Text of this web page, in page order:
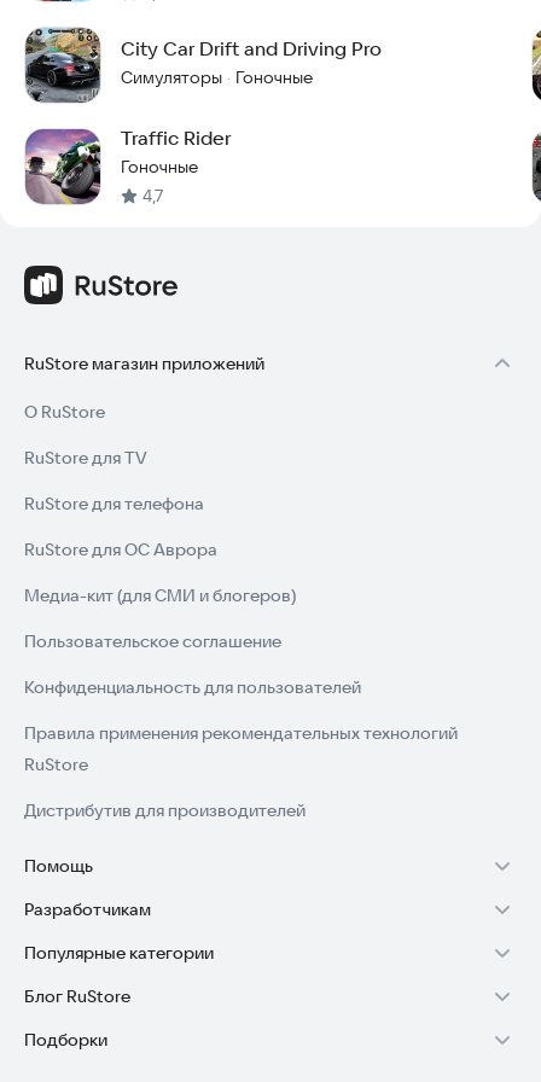
City Car Drift and Driving Pro
Симуляторы · Гоночные
Traffic Rider
Гоночные
4,7
RuStore магазин приложений
О RuStore
RuStore для TV
RuStore для телефона
RuStore для ОС Аврора
Медиа-кит (для СМИ и блогеров)
Пользовательское соглашение
Конфиденциальность для пользователей
Правила применения рекомендательных технологий
RuStore
Дистрибутив для производителей
Помощь
Установка RuStore на TV
Установка RuStore на телефон
Установка RuStore в машину
Помощь пользователям RuStore
Разработчикам
Зарабатывать с RuStore
Стать разработчиком
Доступ к RuStore Консоль
Популярные категории
Игры для Android
Приложения банков
Блог RuStore
Обзоры игр для Android 2025
Подборки